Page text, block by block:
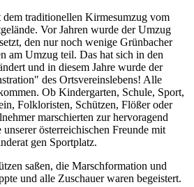
traditionellen Kirmesumzug vom
Vor Jahren wurde der Umzug
den nur noch wenige Grünbacher
am Umzug teil. Das hat sich in den
und in diesem Jahre wurde der
des Ortsvereinslebens! Alle
Ob Kindergarten, Schule, Sport,
Folkloristen, Schützen, Flößer oder
marschierten zur hervoragend
österreichischen Freunde mit
gen Sportplatz.
saßen, die Marschformation und
und alle Zuschauer waren begeistert.